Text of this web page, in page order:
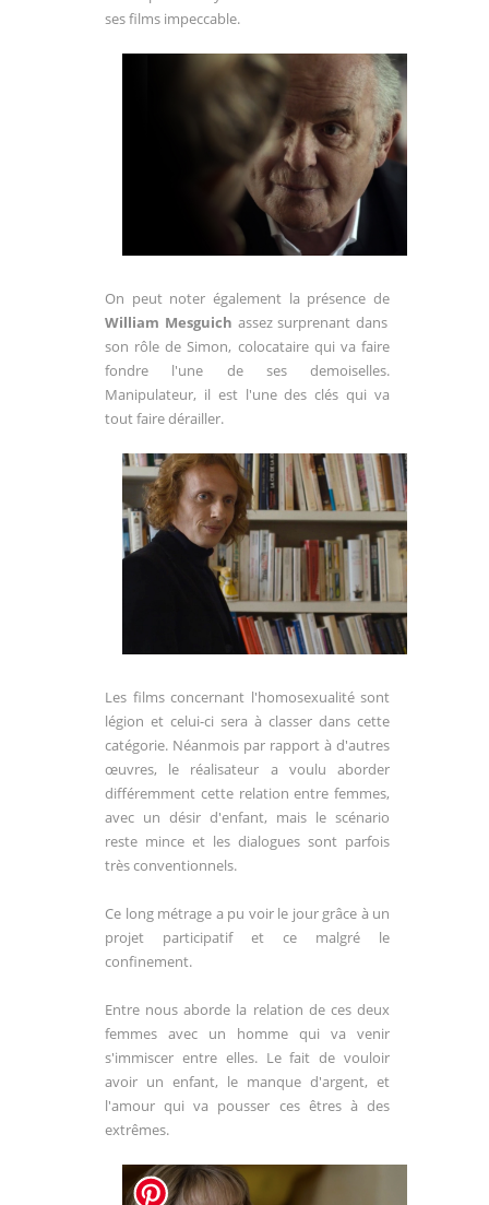
ses films impeccable.
On peut noter également la présence de
William Mesguich assez surprenant dans
son rôle de Simon, colocataire qui va faire
fondre l'une de ses demoiselles.
Manipulateur, il est l'une des clés qui va
tout faire dérailler.
Les films concernant l'homosexualité sont
légion et celui-ci sera à classer dans cette
catégorie. Néanmois par rapport à d'autres
œuvres, le réalisateur a voulu aborder
différemment cette relation entre femmes,
avec un désir d'enfant, mais le scénario
reste mince et les dialogues sont parfois
très conventionnels.
Ce long métrage a pu voir le jour grâce à un
projet participatif et ce malgré le
confinement.
Entre nous aborde la relation de ces deux
femmes avec un homme qui va venir
s'immiscer entre elles. Le fait de vouloir
avoir un enfant, le manque d'argent, et
l'amour qui va pousser ces êtres à des
extrêmes.